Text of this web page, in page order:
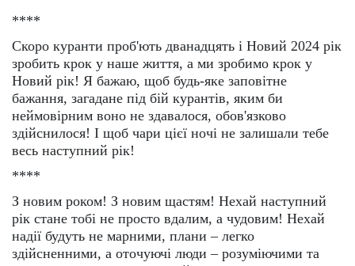
****
Скоро куранти проб'ють дванадцять і Новий 2024 рік
зробить крок у наше життя, а ми зробимо крок у
Новий рік! Я бажаю, щоб будь-яке заповітне
бажання, загадане під бій курантів, яким би
неймовірним воно не здавалося, обов'язково
здійснилося! І щоб чари цієї ночі не залишали тебе
весь наступний рік!
****
З новим роком! З новим щастям! Нехай наступний
рік стане тобі не просто вдалим, а чудовим! Нехай
надії будуть не марними, плани – легко
здійсненними, а оточуючі люди – розуміючими та